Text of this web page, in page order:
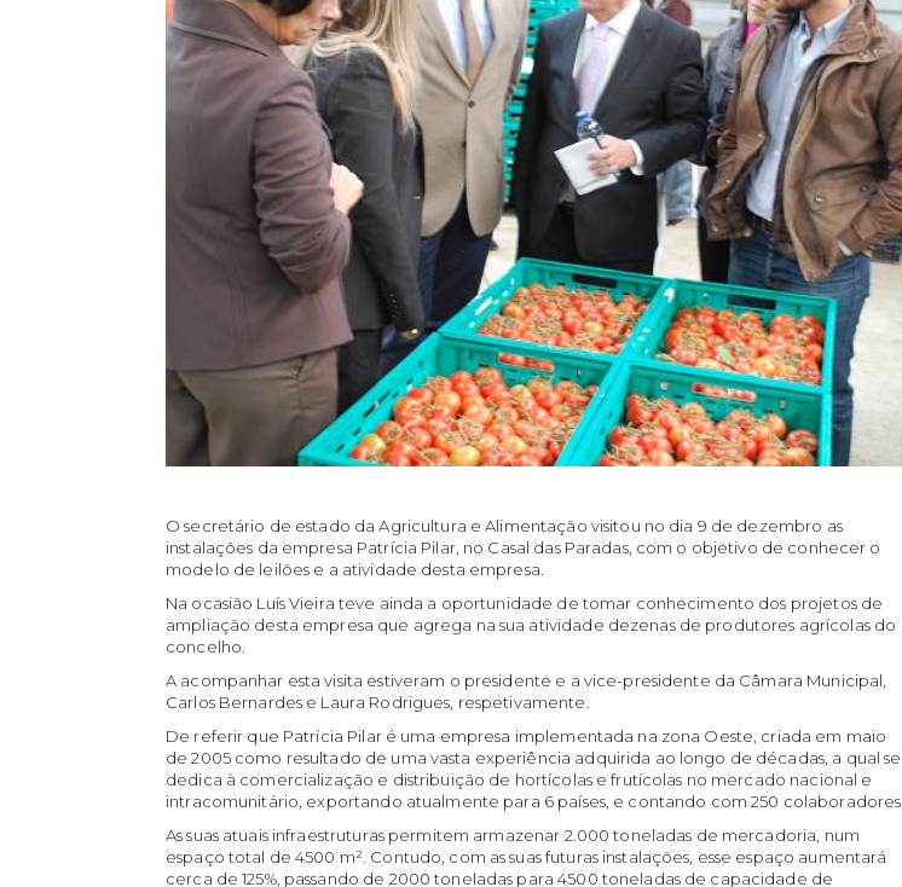
O secretário de estado da Agricultura e Alimentação visitou no dia 9 de dezembro as
instalações da empresa Patrícia Pilar, no Casal das Paradas, com o objetivo de conhecer o
modelo de leilões e a atividade desta empresa.
Na ocasião Luís Vieira teve ainda a oportunidade de tomar conhecimento dos projetos de
ampliação desta empresa que agrega na sua atividade dezenas de produtores agrícolas do
concelho.
A acompanhar esta visita estiveram o presidente e a vice-presidente da Câmara Municipal,
Carlos Bernardes e Laura Rodrigues, respetivamente.
De referir que Patrícia Pilar é uma empresa implementada na zona Oeste, criada em maio
de 2005 como resultado de uma vasta experiência adquirida ao longo de décadas, a qual se
dedica à comercialização e distribuição de hortícolas e frutícolas no mercado nacional e
intracomunitário, exportando atualmente para 6 países, e contando com 250 colaboradores.
As suas atuais infraestruturas permitem armazenar 2.000 toneladas de mercadoria, num
espaço total de 4500 m². Contudo, com as suas futuras instalações, esse espaço aumentará
cerca de 125%, passando de 2000 toneladas para 4500 toneladas de capacidade de